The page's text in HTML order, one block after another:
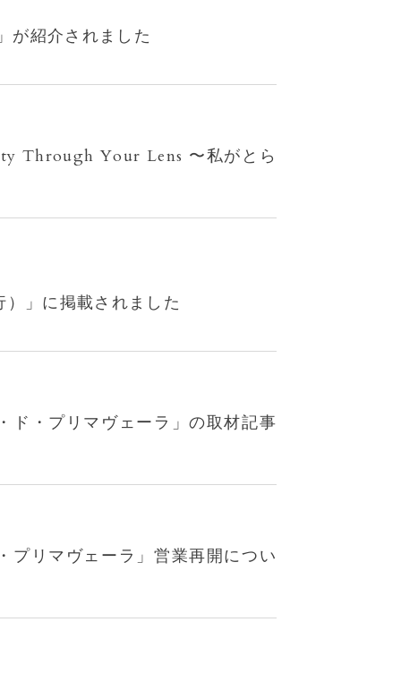
が紹介されました
Through Your Lens 〜私がとら
」に掲載されました
ド・プリマヴェーラ」の取材記事
プリマヴェーラ」営業再開につい